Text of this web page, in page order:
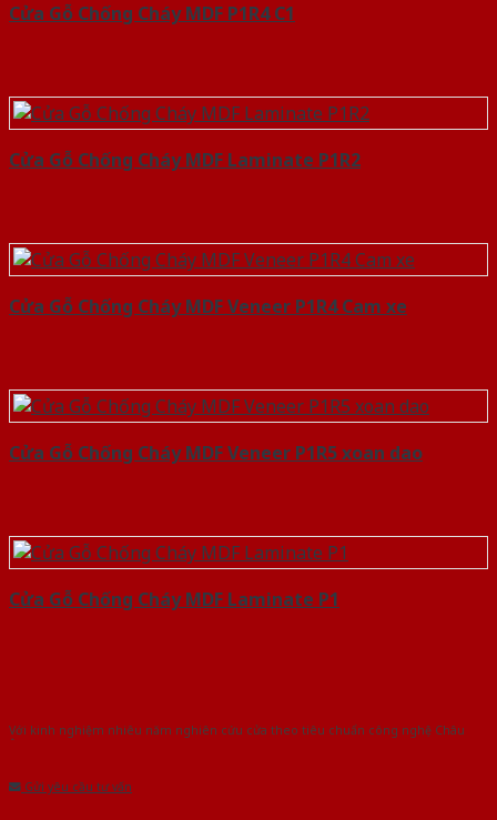
Cửa Gỗ Chống Cháy MDF P1R4 C1
Cửa Gỗ Chống Cháy MDF Laminate P1R2
Cửa Gỗ Chống Cháy MDF Veneer P1R4 Cam xe
Cửa Gỗ Chống Cháy MDF Veneer P1R5 xoan dao
Cửa Gỗ Chống Cháy MDF Laminate P1
Với kinh nghiệm nhiêu năm nghiên cứu cửa theo tiêu chuẩn công nghệ Châu
Gửi yêu cầu tư vấn